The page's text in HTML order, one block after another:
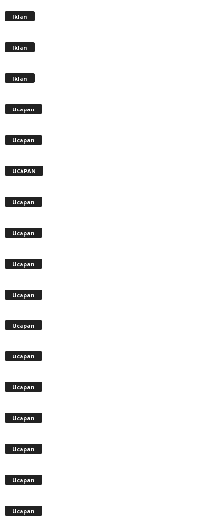
Iklan
Iklan
Iklan
Ucapan
Ucapan
UCAPAN
Ucapan
Ucapan
Ucapan
Ucapan
Ucapan
Ucapan
Ucapan
Ucapan
Ucapan
Ucapan
Ucapan